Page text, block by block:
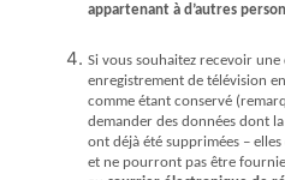
appartenant à d’autres
Si vous souhaitez recevoir
enregistrement de télévision
comme étant conservé
demander des données dont
ont déjà été supprimées –
et ne pourront pas être